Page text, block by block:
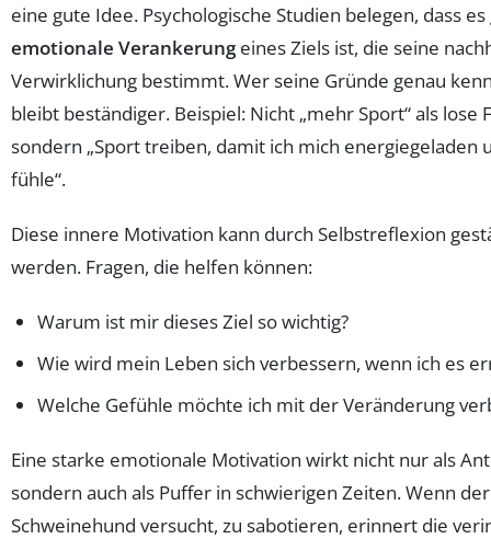
eine gute Idee. Psychologische Studien belegen, dass
emotionale Verankerungeines Ziels ist, die seine
Verwirklichung bestimmt. Wer seine Gründe genau
bleibt beständiger. Beispiel: Nicht „mehr Sport“ als lose
sondern „Sport treiben, damit ich mich energiegeladen
fühle“.
Diese innere Motivation kann durch Selbstreflexion
werden. Fragen, die helfen können:
Warum ist mir dieses Ziel so wichtig?
Wie wird mein Leben sich verbessern, wenn ich es
Welche Gefühle möchte ich mit der Veränderung
Eine starke emotionale Motivation wirkt nicht nur als
sondern auch als Puffer in schwierigen Zeiten. Wenn
Schweinehund versucht, zu sabotieren, erinnert die